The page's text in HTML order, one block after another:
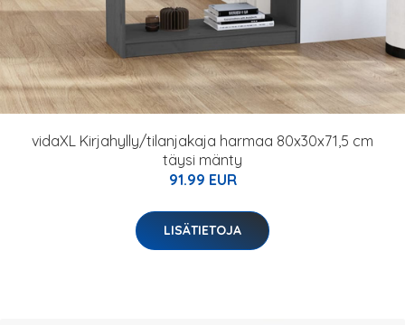
vidaXL Kirjahylly/tilanjakaja harmaa 80x30x71,5 cm
täysi mänty
91.99 EUR
LISÄTIETOJA